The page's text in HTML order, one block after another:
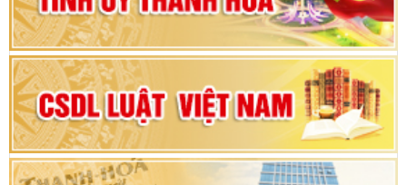
Đại hội đại biểu Đảng bộ xã Yên Thọ lần thứ I,
nhiệm kỳ 2025 – 2030
Đại hội Đảng bộ xã Yên Ninh lần thứ nhất,
nhiệm kỳ 2025 - 2030
Khai mạc Kỳ họp bất thường lần thứ 9, Quốc
hội khóa XV